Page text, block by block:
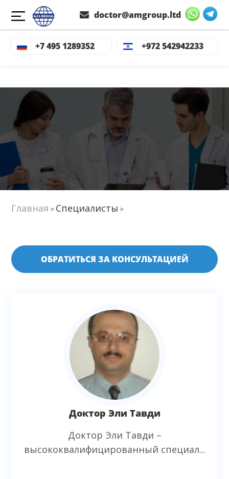
+7 495 1289352 +972 542942233
doctor@amgroup.ltd
Главная > Специалисты >
ОБРАТИТЬСЯ ЗА КОНСУЛЬТАЦИЕЙ
Доктор Эли Тавди
Доктор Эли Тавди –
высококвалифицированный специал...